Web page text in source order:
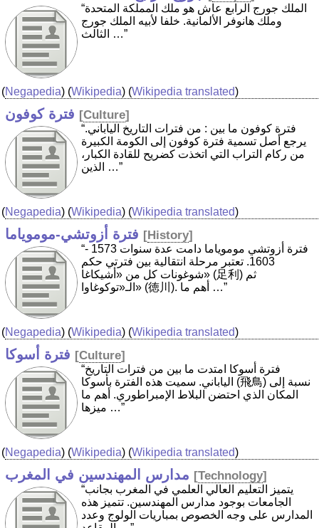
“الملك جورج الرابع عاش هو ملك المملكة المتحدة
وملك هانوفر الألمانية. خلفا لأبيه الملك جورج
الثالث …”
(Negapedia) (Wikipedia) (Wikipedia translated)
فترة كوفون [Culture]
“فترة كوفون ما بين : من فترات التاريخ الياباني.
يرجع أصل تسمية فترة كوفون إلى الكومة الكبيرة
من ركام التراب التي اتخذت كضريح للقادة الكبار،
الذين …”
(Negapedia) (Wikipedia) (Wikipedia translated)
فترة أزوتشي-موموياما [History]
“فترة أزوتشي موموياما دامت عدة سنوات 1573 -
1603. تعتبر مرحلة انتقالية بين فترتي حكم
شوغونات كل من «أشيكاغا» (足利) ثم
الـ«توكوغاوا» (徳川). أهم ما …”
(Negapedia) (Wikipedia) (Wikipedia translated)
فترة أسوكا [Culture]
“فترة أسوكا امتدت ما بين من فترات التاريخ
الياباني. سميت هذه الفترة بأسوكا (飛鳥) نسبة إلى
المكان الذي احتضن البلاط الإمبراطوري. أهم ما
ميزها …”
(Negapedia) (Wikipedia) (Wikipedia translated)
مدارس المهندسين في المغرب [Technology]
“يتميز التعليم العالي العلمي في المغرب بجانب
الجامعات بوجود مدارس المهندسين. تتميز هذه
المدارس على وجه الخصوص بمباريات الولوج وعدد